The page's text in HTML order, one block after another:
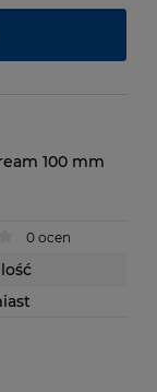
100 mm
0 ocen